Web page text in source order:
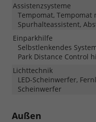
Assistenzsysteme
Tempomat,
Spurhalteassistent,
Einparkhilfe
Selbstlenkendes
Park Distance Control
Lichttechnik
LED-Scheinwerfer,
Scheinwerfer
Außen